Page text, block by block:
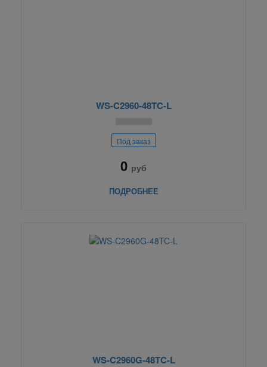
WS-C2960-48TC-L
Под заказ
0 руб
ПОДРОБНЕЕ
WS-C2960G-48TC-L